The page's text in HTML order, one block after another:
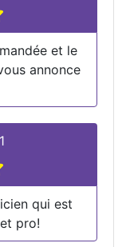
et le
annonce
qui est
pro!